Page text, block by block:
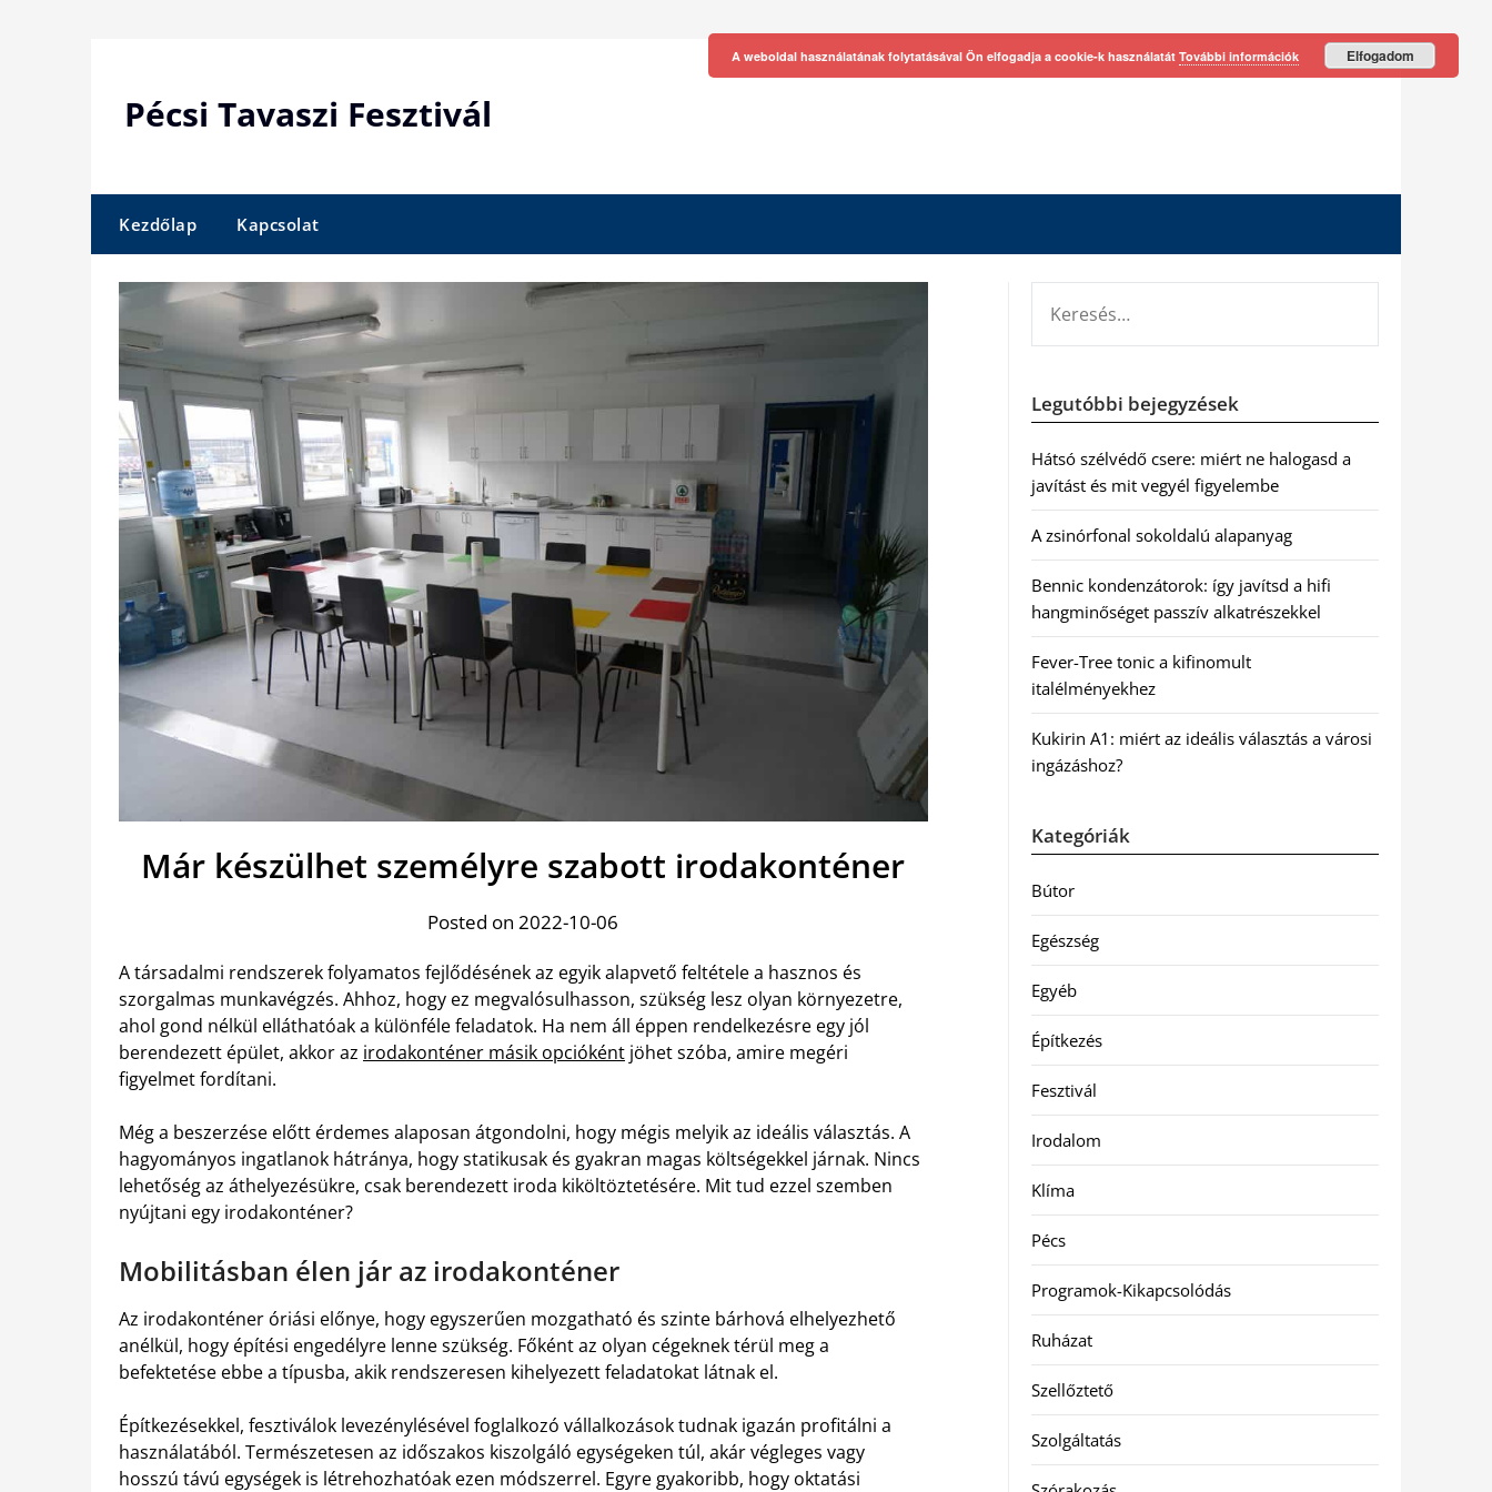
Pécsi Tavaszi Fesztivál
Kezdőlap Kapcsolat
Már készülhet személyre szabott irodakonténer
Posted on 2022-10-06
A társadalmi rendszerek folyamatos fejlődésének az egyik alapvető feltétele a hasznos és
szorgalmas munkavégzés. Ahhoz, hogy ez megvalósulhasson, szükség lesz olyan környezetre,
ahol gond nélkül elláthatóak a különféle feladatok. Ha nem áll éppen rendelkezésre egy jól
berendezett épület, akkor az irodakonténer másik opcióként jöhet szóba, amire megéri
figyelmet fordítani.
Még a beszerzése előtt érdemes alaposan átgondolni, hogy mégis melyik az ideális választás. A
hagyományos ingatlanok hátránya, hogy statikusak és gyakran magas költségekkel járnak. Nincs
lehetőség az áthelyezésükre, csak berendezett iroda kiköltöztetésére. Mit tud ezzel szemben
nyújtani egy irodakonténer?
Mobilitásban élen jár az irodakonténer
Az irodakonténer óriási előnye, hogy egyszerűen mozgatható és szinte bárhová elhelyezhető
anélkül, hogy építési engedélyre lenne szükség. Főként az olyan cégeknek térül meg a
befektetése ebbe a típusba, akik rendszeresen kihelyezett feladatokat látnak el.
Építkezésekkel, fesztiválok levezénylésével foglalkozó vállalkozások tudnak igazán profitálni a
használatából. Természetesen az időszakos kiszolgáló egységeken túl, akár végleges vagy
hosszú távú egységek is létrehozhatóak ezen módszerrel. Egyre gyakoribb, hogy oktatási
Legutóbbi bejegyzések
Hátsó szélvédő csere: miért ne halogasd a
javítást és mit vegyél figyelembe
A zsinórfonal sokoldalú alapanyag
Bennic kondenzátorok: így javítsd a hifi
hangminőséget passzív alkatrészekkel
Fever-Tree tonic a kifinomult
italélményekhez
Kukirin A1: miért az ideális választás a városi
ingázáshoz?
Kategóriák
Bútor
Egészség
Egyéb
Építkezés
Fesztivál
Irodalom
Klíma
Pécs
Programok-Kikapcsolódás
Ruházat
Szellőztető
Szolgáltatás
A weboldal használatának folytatásával Ön elfogadja a cookie-k használatát További információk Elfogadom